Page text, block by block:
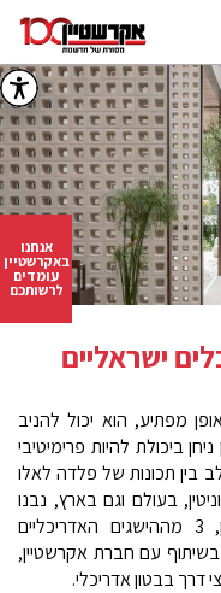
ישראליים
מפתיע, הוא יכול להניב
ביכולת להיות פרימיטיבי
בין תכונות של פלדה לאלו
בעולם וגם בארץ, נבנו
וניבנים מבטון ואנחנו בחרנו להביא כאן, 3 מההישגים האדריכליים
עם חברת אקרשטיין,
דרך בבטון אדריכלי.
אנחנו
באקרשטיין
עומדים
לרשותכם